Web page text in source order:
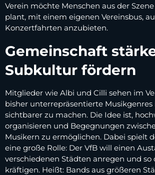
Verein möchte Menschen aus der
plant, mit einem eigenen Vereinsbus,
Konzertfahrten anzubieten.
Gemeinschaft
Subkultur fördern
Mitglieder wie Albi und Cilli sehen im
bisher unterrepräsentierte
sichtbarer zu machen. Die Idee ist,
organisieren und Begegnungen
Musikern zu ermöglichen. Dabei spielt
eine große Rolle: Der VfB will einen
verschiedenen Städten anregen und
kräftigen. Heißt: Bands aus größeren